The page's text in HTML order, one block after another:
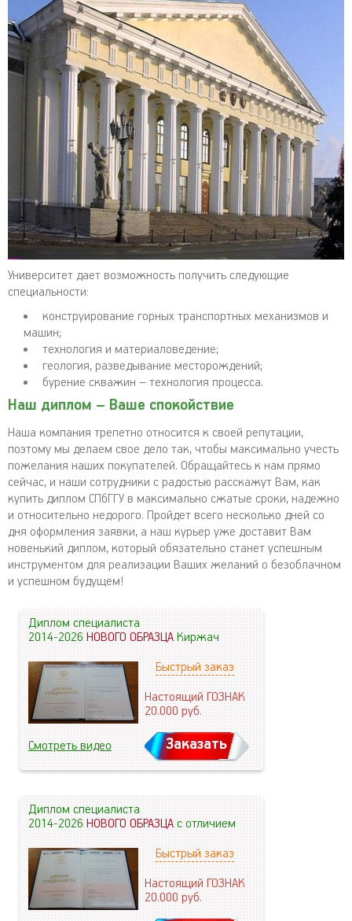
Университет дает возможность получить следующие
специальности:
конструирование горных транспортных механизмов и
машин;
технология и материаловедение;
геология, разведывание месторождений;
бурение скважин – технология процесса.
Наш диплом – Ваше спокойствие
Наша компания трепетно относится к своей репутации,
поэтому мы делаем свое дело так, чтобы максимально учесть
пожелания наших покупателей. Обращайтесь к нам прямо
сейчас, и наши сотрудники с радостью расскажут Вам, как
купить диплом СПбГГУ в максимально сжатые сроки, надежно
и относительно недорого. Пройдет всего несколько дней со
дня оформления заявки, а наш курьер уже доставит Вам
новенький диплом, который обязательно станет успешным
инструментом для реализации Ваших желаний о безоблачном
и успешном будущем!
Диплом специалиста
2014-2026НОВОГО ОБРАЗЦАКиржач
Быстрый заказ
Настоящий ГОЗНАК
20.000руб.
Смотреть видео Заказать
Диплом специалиста
2014-2026НОВОГО ОБРАЗЦАс отличием
Быстрый заказ
Настоящий ГОЗНАК
20.000руб.